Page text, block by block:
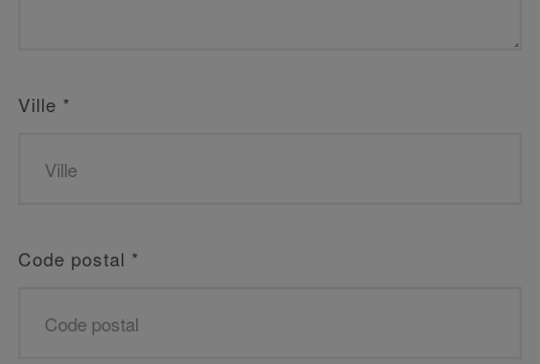
Ville *
Code postal *